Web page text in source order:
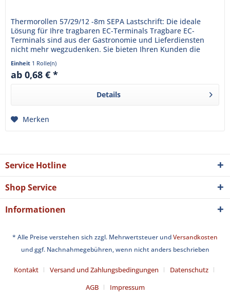
Thermorollen 57/29/12 -8m SEPA Lastschrift: Die ideale
Lösung für Ihre tragbaren EC-Terminals Tragbare EC-
Terminals sind aus der Gastronomie und Lieferdiensten
nicht mehr wegzudenken. Sie bieten Ihren Kunden die
Einheit 1 Rolle(n)
ab 0,68 € *
Details
Merken
Service Hotline
Shop Service
Informationen
* Alle Preise verstehen sich zzgl. Mehrwertsteuer undVersandkosten
und ggf. Nachnahmegebühren, wenn nicht anders beschrieben
Kontakt Versand und Zahlungsbedingungen
Datenschutz
AGB
Impressum